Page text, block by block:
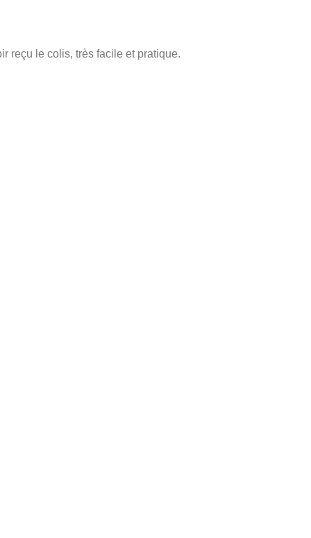
reçu le colis, très facile et pratique.